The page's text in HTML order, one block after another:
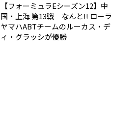
【フォーミュラEシーズン12】中
国・上海 第13戦 なんと!! ローラ
ヤマハABTチームのルーカス・デ
ィ・グラッシが優勝